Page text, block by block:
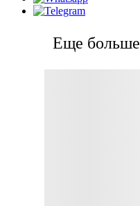
Еще больше